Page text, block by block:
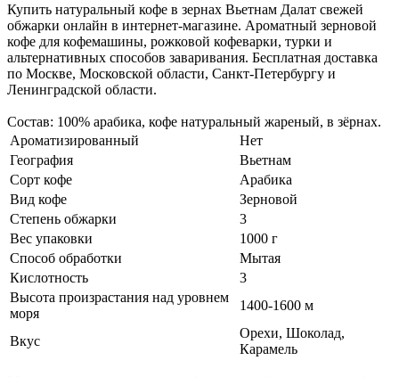
Купить натуральный кофе в зернах Вьетнам Далат свежей
обжарки онлайн в интернет-магазине. Ароматный зерновой
кофе для кофемашины, рожковой кофеварки, турки и
альтернативных способов заваривания. Бесплатная доставка
по Москве, Московской области, Санкт-Петербургу и
Ленинградской области.
Состав: 100% арабика, кофе натуральный жареный, в зёрнах.
Ароматизированный
Нет
География
Вьетнам
Сорт кофе
Арабика
Вид кофе
Зерновой
Степень обжарки
3
Вес упаковки
1000 г
Способ обработки
Мытая
Кислотность
3
Высота произрастания над уровнем
моря
1400-1600 м
Вкус
Орехи, Шоколад,
Карамель